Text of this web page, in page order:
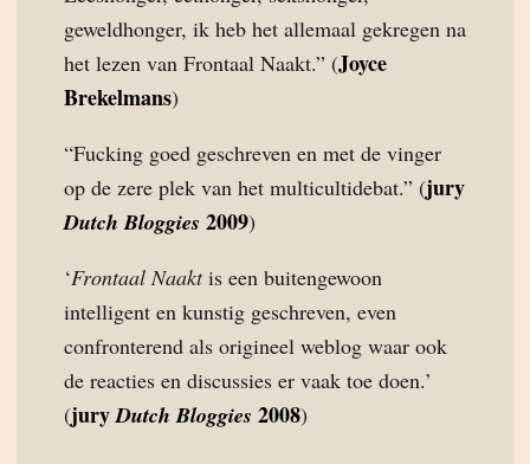
geweldhonger, ik heb het allemaal gekregen na
het lezen van Frontaal Naakt.” (Joyce
Brekelmans)
“Fucking goed geschreven en met de vinger
op de zere plek van het multicultidebat.” (jury
Dutch Bloggies 2009)
‘Frontaal Naaktis een buitengewoon
intelligent en kunstig geschreven, even
confronterend als origineel weblog waar ook
de reacties en discussies er vaak toe doen.’
(juryDutch Bloggies 2008)